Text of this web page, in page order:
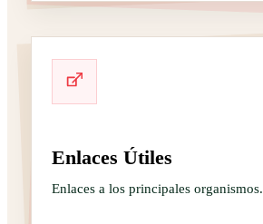
Enlaces Útiles
Enlaces a los principales organismos.